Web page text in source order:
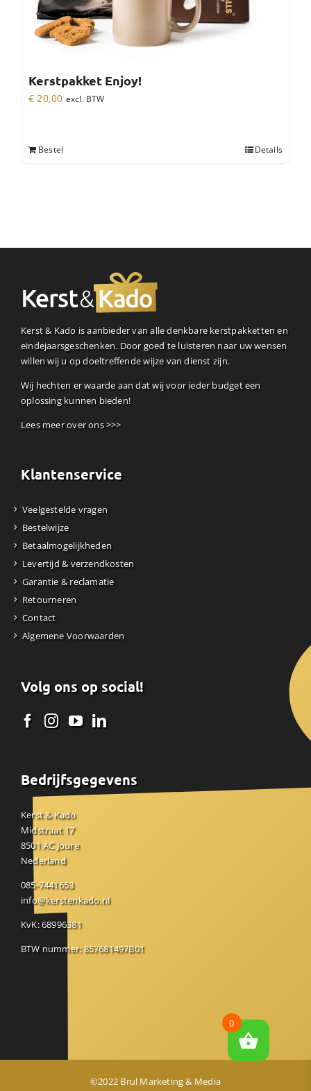
Kerstpakket Enjoy!
€ 20,00 excl. BTW
Bestel Details
Kerst & Kado is aanbieder van alle denkbare kerstpakketten en
eindejaarsgeschenken. Door goed te luisteren naar uw wensen
willen wij u op doeltreffende wijze van dienst zijn.
Wij hechten er waarde aan dat wij voor ieder budget een
oplossing kunnen bieden!
Lees meer over ons >>>
Klantenservice
Veelgestelde vragen
Bestelwijze
Betaalmogelijkheden
Levertijd & verzendkosten
Garantie & reclamatie
Retourneren
Contact
Algemene Voorwaarden
Volg ons op social!
Bedrijfsgegevens
Kerst & Kado
Midstraat 17
8501 AC Joure
Nederland
085-7441653
info@kerstenkado.nl
KvK: 68996381
BTW nummer: 857681497B01
©2022 Brul Marketing & Media
0